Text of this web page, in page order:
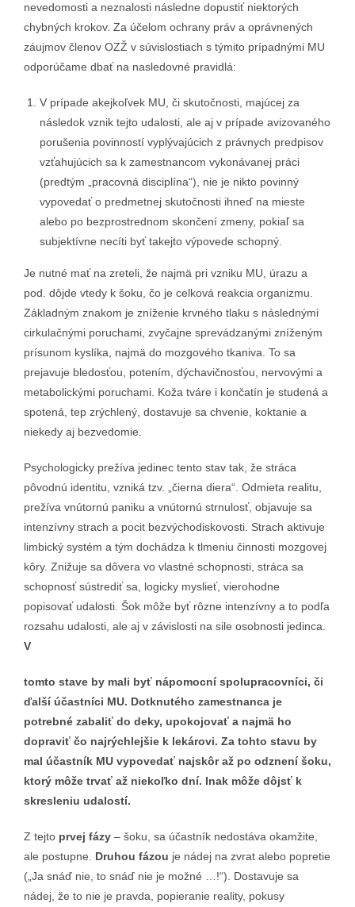
nevedomosti a neznalosti následne dopustiť niektorých
chybných krokov. Za účelom ochrany práv a oprávnených
záujmov členov OZŽ v súvislostiach s týmito prípadnými MU
odporúčame dbať na nasledovné pravidlá:
V prípade akejkoľvek MU, či skutočnosti, majúcej za
následok vznik tejto udalosti, ale aj v prípade avizovaného
porušenia povinností vyplývajúcich z právnych predpisov
vzťahujúcich sa k zamestnancom vykonávanej práci
(predtým „pracovná disciplína“), nie je nikto povinný
vypovedať o predmetnej skutočnosti ihneď na mieste
alebo po bezprostrednom skončení zmeny, pokiaľ sa
subjektívne necíti byť takejto výpovede schopný.
Je nutné mať na zreteli, že najmä pri vzniku MU, úrazu a
pod. dôjde vtedy k šoku, čo je celková reakcia organizmu.
Základným znakom je zníženie krvného tlaku s následnými
cirkulačnými poruchami, zvyčajne sprevádzanými zníženým
prísunom kyslíka, najmä do mozgového tkaniva. To sa
prejavuje bledosťou, potením, dýchavičnosťou, nervovými a
metabolickými poruchami. Koža tváre i končatín je studená a
spotená, tep zrýchlený, dostavuje sa chvenie, koktanie a
niekedy aj bezvedomie.
Psychologicky prežíva jedinec tento stav tak, že stráca
pôvodnú identitu, vzniká tzv. „čierna diera“. Odmieta realitu,
prežíva vnútornú paniku a vnútornú strnulosť, objavuje sa
intenzívny strach a pocit bezvýchodiskovosti. Strach aktivuje
limbický systém a tým dochádza k tlmeniu činnosti mozgovej
kôry. Znižuje sa dôvera vo vlastné schopnosti, stráca sa
schopnosť sústrediť sa, logicky myslieť, vierohodne
popisovať udalosti. Šok môže byť rôzne intenzívny a to podľa
rozsahu udalosti, ale aj v závislosti na sile osobnosti jedinca.
V
tomto stave by mali byť nápomocní spolupracovníci, či
ďalší účastníci MU. Dotknutého zamestnanca je
potrebné zabaliť do deky, upokojovať a najmä ho
dopraviť čo najrýchlejšie k lekárovi. Za tohto stavu by
mal účastník MU vypovedať najskôr až po odznení šoku,
ktorý môže trvať až niekoľko dní. Inak môže dôjsť k
skresleniu udalostí.
Z tejto prvej fázy– šoku, sa účastník nedostáva okamžite,
ale postupne. Druhou fázou je nádej na zvrat alebo popretie
(„Ja snáď nie, to snáď nie je možné …!“). Dostavuje sa
nádej, že to nie je pravda, popieranie reality, pokusy